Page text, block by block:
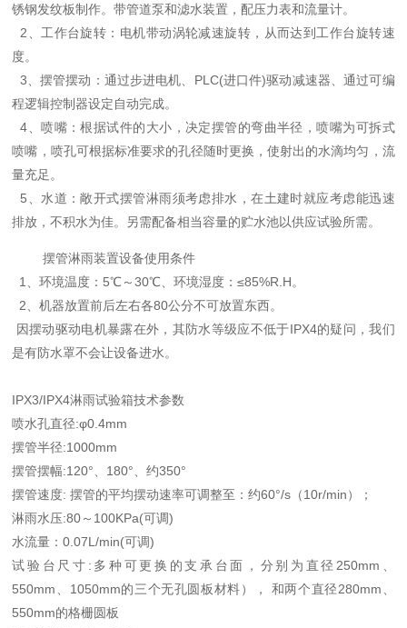
锈钢发纹板制作。带管道泵和滤水装置，配压力表和流量计。
2、工作台旋转：电机带动涡轮减速旋转，从而达到工作台旋转速
度。
3、摆管摆动：通过步进电机、PLC(进口件)驱动减速器、通过可编
程逻辑控制器设定自动完成。
4、喷嘴：根据试件的大小，决定摆管的弯曲半径，喷嘴为可拆式
喷嘴，喷孔可根据标准要求的孔径随时更换，使射出的水滴均匀，流
量充足。
5、水道：敞开式摆管淋雨须考虑排水，在土建时就应考虑能迅速
排放，不积水为佳。另需配备相当容量的贮水池以供应试验所需。
摆管淋雨装置设备使用条件
1、环境温度：5℃～30℃、环境湿度：≤85%R.H。
2、机器放置前后左右各80公分不可放置东西。
因摆动驱动电机暴露在外，其防水等级应不低于IPX4的疑问，我们
是有防水罩不会让设备进水。
IPX3/IPX4淋雨试验箱技术参数
喷水孔直径:φ0.4mm
摆管半径:1000mm
摆管摆幅:120°、180°、约350°
摆管速度: 摆管的平均摆动速率可调整至：约60°/s（10r/min）；
淋雨水压:80～100KPa(可调)
水流量：0.07L/min(可调)
试验台尺寸:多种可更换的支承台面，分别为直径250mm、
550mm、1050mm的三个无孔圆板材料）， 和两个直径280mm、
550mm的格栅圆板